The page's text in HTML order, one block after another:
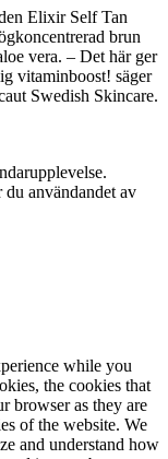
Elixir Self Tan
brun
vera. – Det här ger
vitaminboost! säger
Swedish Skincare.
du användandet av
while you
the cookies that
browser as they are
of the website. We
and understand how